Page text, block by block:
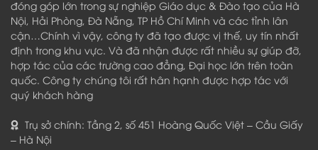
đóng góp lớn trong sự nghiệp Giáo dục & Đào tạo của Hà
Nội, Hải Phòng, Đà Nẵng, TP Hồ Chí Minh và các tỉnh lân
cận…Chính vì vậy, công ty đã tạo được vị thế, uy tín nhất
định trong khu vực. Và đã nhận được rất nhiều sự giúp đỡ,
hợp tác của các trường cao đẳng, Đại học lớn trên toàn
quốc. Công ty chúng tôi rất hân hạnh được hợp tác với
quý khách hàng
Trụ sở chính: Tầng 2, số 451 Hoàng Quốc Việt – Cầu Giấy
– Hà Nội